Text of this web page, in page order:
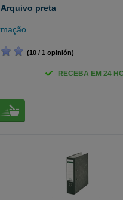
Arquivo preta
(10 / 1 opinión)
RECEBA EM 24